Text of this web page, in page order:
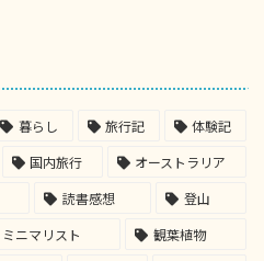
暮らし 旅行記
体験記
国内旅行
オーストラリア